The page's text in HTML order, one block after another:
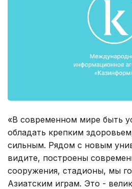
«В современном мире быть
обладать крепким
сильным. Рядом с новым
видите, построены
сооружения, стадионы, мы
Азиатским играм. Это -